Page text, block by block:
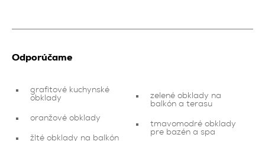
Odporúčame
grafitové kuchynské
obklady
oranžové obklady
žlté obklady na balkón
zelené obklady na
balkón a terasu
tmavomodré obklady
pre bazén a spa